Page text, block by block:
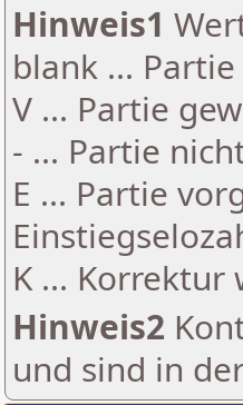
Hinweis1
blank ...
V ... Partie
- ... Partie
E ... Partie
K ...
Hinweis2
und sind in